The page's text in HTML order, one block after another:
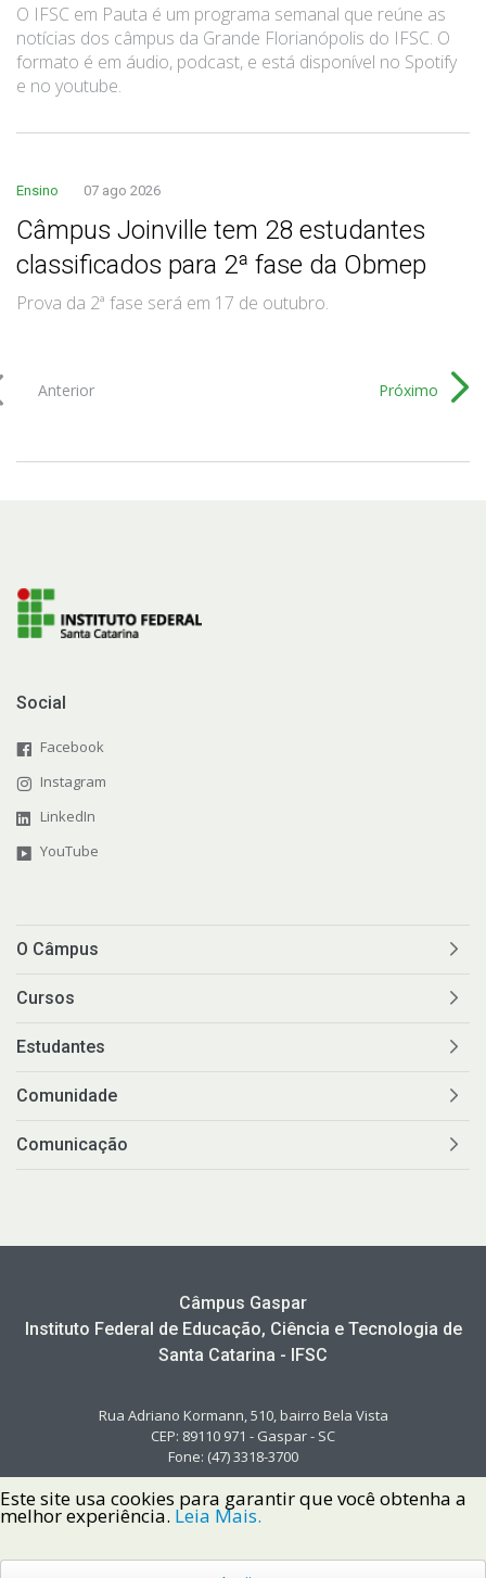
O IFSC em Pauta é um programa semanal que reúne as
notícias dos câmpus da Grande Florianópolis do IFSC. O
formato é em áudio, podcast, e está disponível no Spotify
e no youtube.
Ensino 07 ago 2026
Câmpus Joinville tem 28 estudantes
classificados para 2ª fase da Obmep
Prova da 2ª fase será em 17 de outubro.
Anterior Próximo
Social
Facebook
Instagram
LinkedIn
YouTube
O Câmpus
Cursos
Estudantes
Comunidade
Comunicação
Câmpus Gaspar
Instituto Federal de Educação, Ciência e Tecnologia de
Santa Catarina - IFSC
Rua Adriano Kormann, 510, bairro Bela Vista
CEP: 89110 971 - Gaspar - SC
Fone: (47) 3318-3700
Este site usa cookies para garantir que você obtenha a
melhor experiência. Leia Mais.